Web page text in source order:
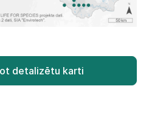
detalizētu karti